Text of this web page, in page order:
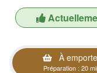
À
Préparation : 20